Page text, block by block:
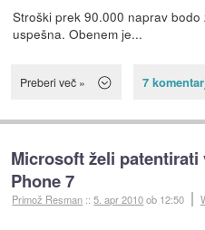
Stroški prek 90.000 naprav bodo
uspešna. Obenem je...
Preberi več » 7
Microsoft želi
Phone 7
Primož Resman ::5. apr 2010ob 12:50